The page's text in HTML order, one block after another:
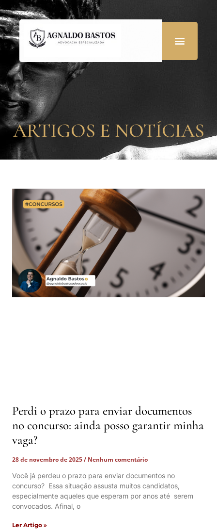
ARTIGOS E NOTÍCIAS
Perdi o prazo para enviar documentos
no concurso: ainda posso garantir minha
vaga?
28 de novembro de 2025
Nenhum comentário
Você já perdeu o prazo para enviar documentos no
concurso? Essa situação assusta muitos candidatos,
especialmente aqueles que esperam por anos até serem
convocados. Afinal, o
Ler Artigo »